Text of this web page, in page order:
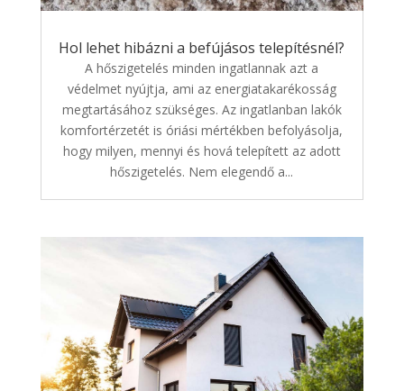
Hol lehet hibázni a befújásos telepítésnél?
A hőszigetelés minden ingatlannak azt a
védelmet nyújtja, ami az energiatakarékosság
megtartásához szükséges. Az ingatlanban lakók
komfortérzetét is óriási mértékben befolyásolja,
hogy milyen, mennyi és hová telepített az adott
hőszigetelés. Nem elegendő a...